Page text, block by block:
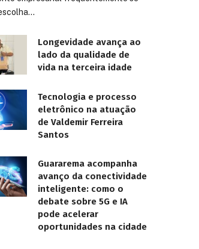
Longevidade avança ao
lado da qualidade de
vida na terceira idade
Tecnologia e processo
eletrônico na atuação
de Valdemir Ferreira
Santos
Guararema acompanha
avanço da conectividade
inteligente: como o
debate sobre 5G e IA
pode acelerar
oportunidades na cidade